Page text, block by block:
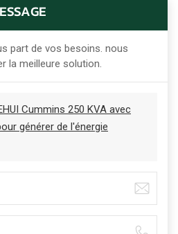
part de vos besoins. nous
la meilleure solution.
Cummins 250 KVA avec
générer de l'énergie